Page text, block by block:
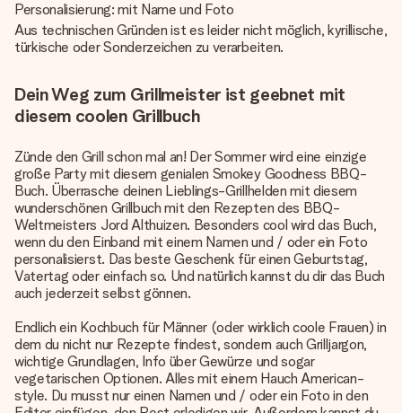
Personalisierung: mit Name und Foto
Aus technischen Gründen ist es leider nicht möglich, kyrillische,
türkische oder Sonderzeichen zu verarbeiten.
Dein Weg zum Grillmeister ist geebnet mit
diesem coolen Grillbuch
Zünde den Grill schon mal an! Der Sommer wird eine einzige
große Party mit diesem genialen Smokey Goodness BBQ-
Buch. Überrasche deinen Lieblings-Grillhelden mit diesem
wunderschönen Grillbuch mit den Rezepten des BBQ-
Weltmeisters Jord Althuizen. Besonders cool wird das Buch,
wenn du den Einband mit einem Namen und / oder ein Foto
personalisierst. Das beste Geschenk für einen Geburtstag,
Vatertag oder einfach so. Und natürlich kannst du dir das Buch
auch jederzeit selbst gönnen.
Endlich ein Kochbuch für Männer (oder wirklich coole Frauen) in
dem du nicht nur Rezepte findest, sondern auch Grilljargon,
wichtige Grundlagen, Info über Gewürze und sogar
vegetarischen Optionen. Alles mit einem Hauch American-
style. Du musst nur einen Namen und / oder ein Foto in den